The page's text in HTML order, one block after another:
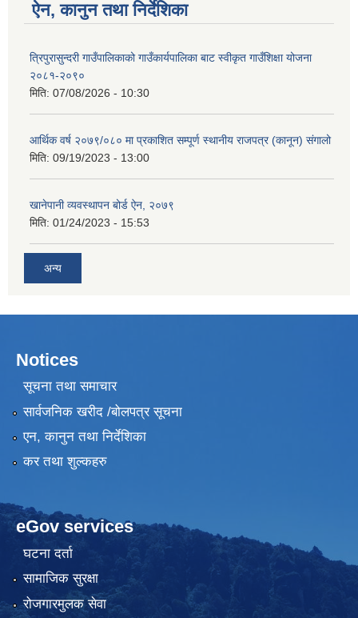
ऐन, कानुन तथा निर्देशिका
त्रिपुरासुन्दरी गाउँपालिकाको गाउँकार्यपालिका बाट स्वीकृत गाउँशिक्षा योजना
२०८१-२०९०
मिति: 07/08/2026 - 10:30
आर्थिक वर्ष २०७९/०८० मा प्रकाशित सम्पूर्ण स्थानीय राजपत्र (कानून) संगालो
मिति: 09/19/2023 - 13:00
खानेपानी व्यवस्थापन बोर्ड ऐन, २०७९
मिति: 01/24/2023 - 15:53
अन्य
Notices
सूचना तथा समाचार
सार्वजनिक खरीद /बोलपत्र सूचना
एन, कानुन तथा निर्देशिका
कर तथा शुल्कहरु
eGov services
घटना दर्ता
सामाजिक सुरक्षा
रोजगारमुलक सेवा